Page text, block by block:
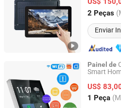
2 Peças
Enviar
Guangdong, China
Painel de
Smart
US$
1 Peça
SaiLingsi (wenzhou) Electronics
Zhejiang, China